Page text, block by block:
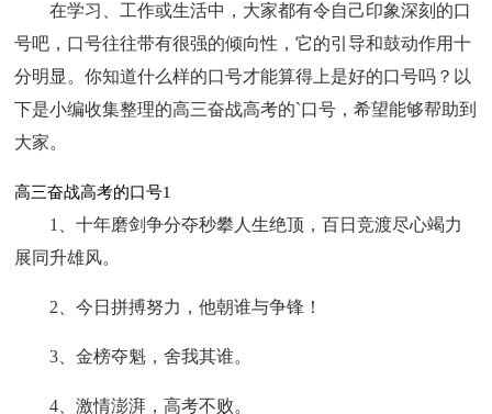
在学习、工作或生活中，大家都有令自己印象深刻的口
号吧，口号往往带有很强的倾向性，它的引导和鼓动作用十
分明显。你知道什么样的口号才能算得上是好的口号吗？以
下是小编收集整理的高三奋战高考的`口号，希望能够帮助到
大家。
高三奋战高考的口号1
1、十年磨剑争分夺秒攀人生绝顶，百日竞渡尽心竭力
展同升雄风。
2、今日拼搏努力，他朝谁与争锋！
3、金榜夺魁，舍我其谁。
4、激情澎湃，高考不败。